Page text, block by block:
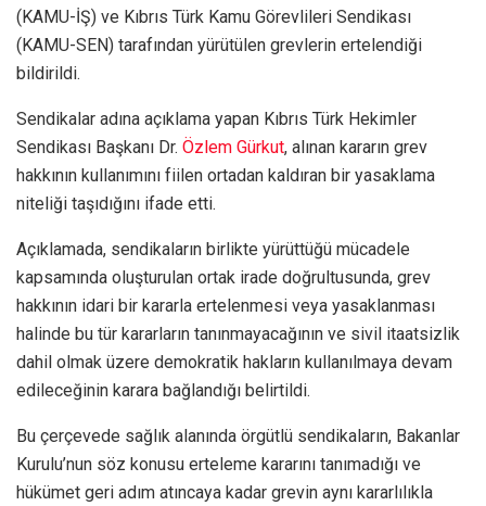
(KAMU-İŞ) ve Kıbrıs Türk Kamu Görevlileri Sendikası
(KAMU-SEN) tarafından yürütülen grevlerin ertelendiği
bildirildi.
Sendikalar adına açıklama yapan Kıbrıs Türk Hekimler
Sendikası Başkanı Dr. Özlem Gürkut, alınan kararın grev
hakkının kullanımını fiilen ortadan kaldıran bir yasaklama
niteliği taşıdığını ifade etti.
Açıklamada, sendikaların birlikte yürüttüğü mücadele
kapsamında oluşturulan ortak irade doğrultusunda, grev
hakkının idari bir kararla ertelenmesi veya yasaklanması
halinde bu tür kararların tanınmayacağının ve sivil itaatsizlik
dahil olmak üzere demokratik hakların kullanılmaya devam
edileceğinin karara bağlandığı belirtildi.
Bu çerçevede sağlık alanında örgütlü sendikaların, Bakanlar
Kurulu’nun söz konusu erteleme kararını tanımadığı ve
hükümet geri adım atıncaya kadar grevin aynı kararlılıkla